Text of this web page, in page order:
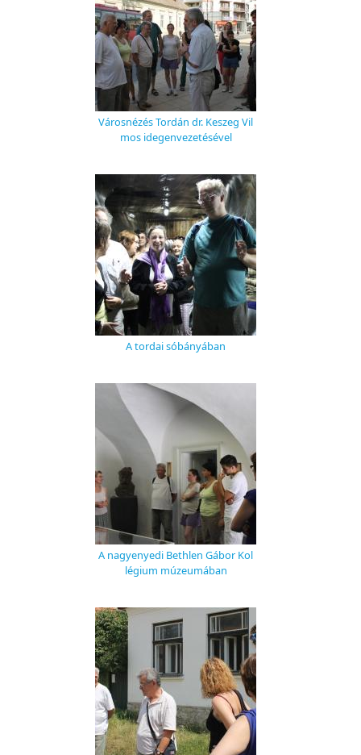
Városnézés Tordán dr. Keszeg Vil
mos idegenvezetésével
A tordai sóbányában
A nagyenyedi Bethlen Gábor Kol
légium múzeumában